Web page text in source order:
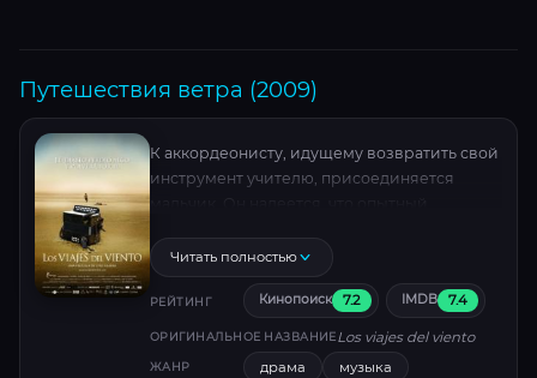
Путешествия ветра (2009)
К аккордеонисту, идущему возвратить свой
инструмент учителю, присоединяется
Но старый мастер и не думает об этом.
Читать полностью
РЕЙТИНГ Кинопоиск 7.2 IMDB 7.4
ОРИГИНАЛЬНОЕ НАЗВАНИЕLos viajes del viento
ЖАНР драма музыка